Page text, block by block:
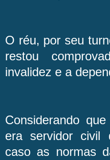
O réu, por seu
restou
invalidez e a
Considerando
era servidor civil
caso as normas